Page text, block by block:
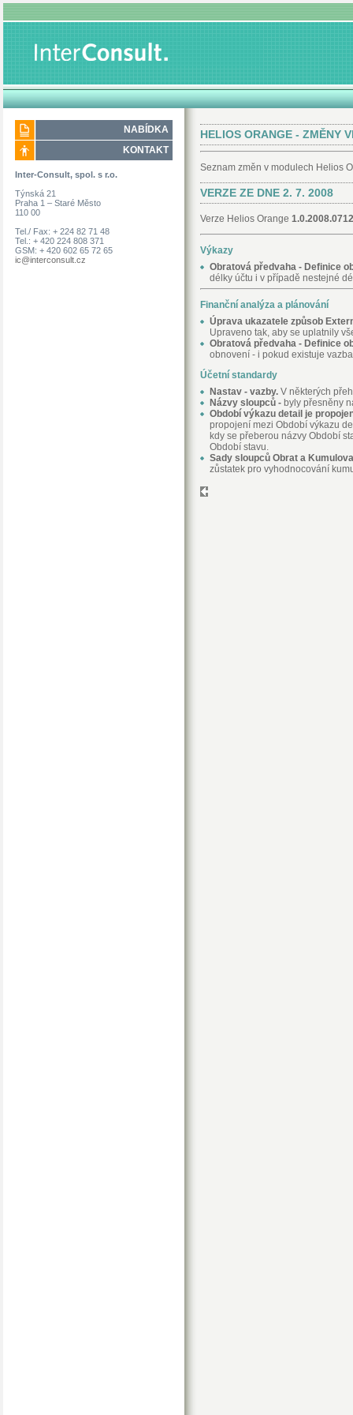
NABÍDKA
KONTAKT
Inter-Consult, spol. s r.o.
Týnská 21
Praha 1 – Staré Město
110 00
Tel./ Fax: + 224 82 71 48
Tel.: + 420 224 808 371
GSM: + 420 602 65 72 65
ic@interconsult.cz
HELIOS ORANGE - ZMĚNY
Seznam změn v modulech Helios
VERZE ZE DNE 2. 7. 2008
Verze Helios Orange 1.0.2008.0712
Výkazy
Obratová předvaha - Definice
délky účtu i v případě nestejné
Finanční analýza a plánování
Úprava ukazatele způsob
Upraveno tak, aby se uplatnily
Obratová předvaha - Definice
obnovení - i pokud existuje
Účetní standardy
Nastav - vazby. V některých
Názvy sloupců - byly přesněny
Období výkazu detail je
propojení mezi Období výkazu
kdy se přeberou názvy Období
Období stavu.
Sady sloupců Obrat a
zůstatek pro vyhodnocování